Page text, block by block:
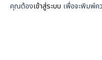
คุณต้องเข้าสู่ระบบ เพื่อจะพิมพ์ค